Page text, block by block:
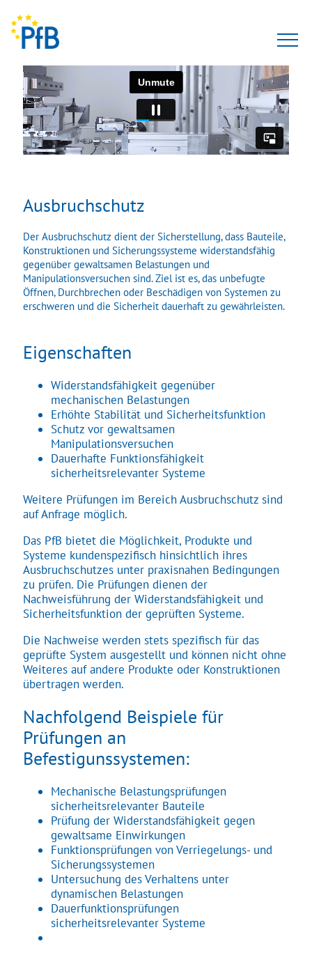
Prüfungen
Gutachten
Seminare
Team
Karriere
Kundenzufriedenheit
Ausbruchschutz
Der Ausbruchschutz dient der Sicherstellung, dass Bauteile,
Konstruktionen und Sicherungssysteme widerstandsfähig
gegenüber gewaltsamen Belastungen und
Manipulationsversuchen sind. Ziel ist es, das unbefugte
Öffnen, Durchbrechen oder Beschädigen von Systemen zu
erschweren und die Sicherheit dauerhaft zu gewährleisten.
Eigenschaften
Widerstandsfähigkeit gegenüber
mechanischen Belastungen
Erhöhte Stabilität und Sicherheitsfunktion
Schutz vor gewaltsamen
Manipulationsversuchen
Dauerhafte Funktionsfähigkeit
sicherheitsrelevanter Systeme
Weitere Prüfungen im Bereich Ausbruchschutz sind
auf Anfrage möglich.
Das PfB bietet die Möglichkeit, Produkte und
Systeme kundenspezifisch hinsichtlich ihres
Ausbruchschutzes unter praxisnahen Bedingungen
zu prüfen. Die Prüfungen dienen der
Nachweisführung der Widerstandsfähigkeit und
Sicherheitsfunktion der geprüften Systeme.
Die Nachweise werden stets spezifisch für das
geprüfte System ausgestellt und können nicht ohne
Weiteres auf andere Produkte oder Konstruktionen
übertragen werden.
Nachfolgend Beispiele für
Prüfungen an
Befestigunssystemen:
Mechanische Belastungsprüfungen
sicherheitsrelevanter Bauteile
Prüfung der Widerstandsfähigkeit gegen
gewaltsame Einwirkungen
Funktionsprüfungen von Verriegelungs- und
Sicherungssystemen
Untersuchung des Verhaltens unter
dynamischen Belastungen
Dauerfunktionsprüfungen
sicherheitsrelevanter Systeme